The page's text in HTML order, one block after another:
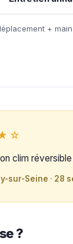
+
clim
sur-Seine · 28
?